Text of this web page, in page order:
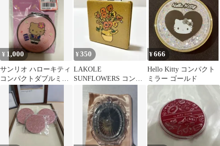
¥ 1,000
サンリオ ハローキティ
コンパクトダブルミラ
¥350
LAKOLE
SUNFLOWERS コンパ
¥666
Hello Kitty コンパクト
ミラー ゴールド